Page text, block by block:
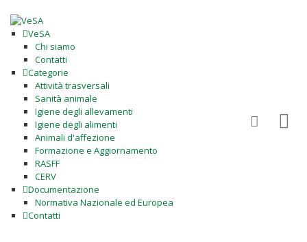
VeSA
Chi siamo
Contatti
Categorie
Attività trasversali
Sanità animale
Igiene degli allevamenti
Igiene degli alimenti
Animali d'affezione
Formazione e Aggiornamento
RASFF
CERV
Documentazione
Normativa Nazionale ed Europea
Contatti